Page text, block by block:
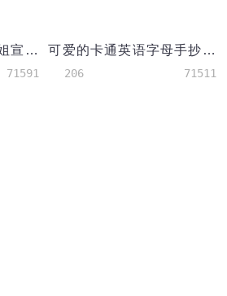
可爱的卡通护士小姐姐宣传远离烟草知识
71591
可爱的卡通英语字母手抄报wps
206 71511